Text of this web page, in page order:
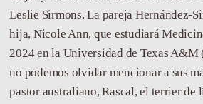
Leslie Sirmons. La pareja Hernández-
hija, Nicole Ann, que estudiará
2024 en la Universidad de Texas A&M
no podemos olvidar mencionar a sus
pastor australiano, Rascal, el terrier de